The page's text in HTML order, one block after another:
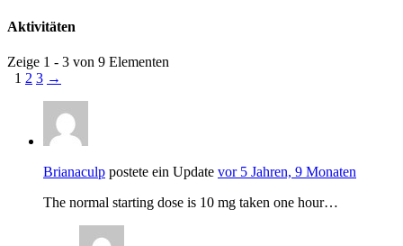
Aktivitäten
Zeige 1 - 3 von 9 Elementen
1 2 3 →
Brianaculp postete ein Update vor 5 Jahren, 9 Monaten
The normal starting dose is 10 mg taken one hour…